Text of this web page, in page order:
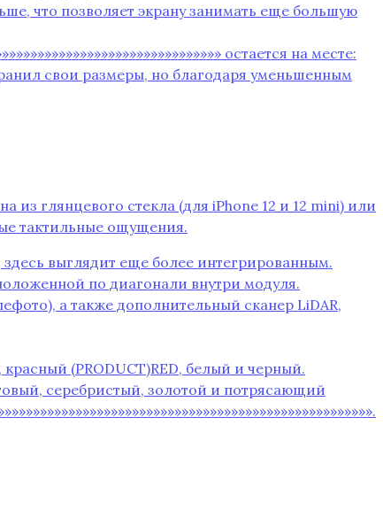
что позволяет экрану занимать еще большую
остается на месте:
свои размеры‚ но благодаря уменьшенным
глянцевого стекла (для iPhone 12 и 12 mini) или
тактильные ощущения.
выглядит еще более интегрированным.
по диагонали внутри модуля.
а также дополнительный сканер LiDAR‚
(PRODUCT)RED‚ белый и черный.
серебристый‚ золотой и потрясающий